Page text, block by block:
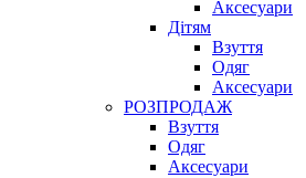
Аксесуари
Дітям
Взуття
Одяг
Аксесуари
РОЗПРОДАЖ
Взуття
Одяг
Аксесуари